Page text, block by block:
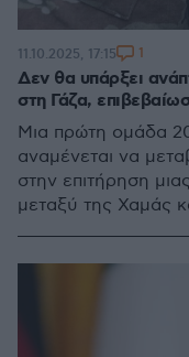
Δεν θα υπάρξει
στη Γάζα,
Μια πρώτη ομάδα
αναμένεται να
στην επιτήρηση
μεταξύ της Χαμάς
11.10.2025, 17:15 1